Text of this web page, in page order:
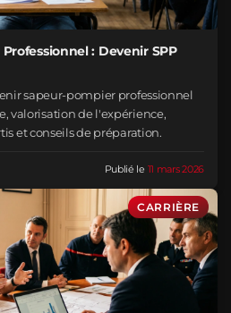
: Devenir SPP
sapeur-pompier professionnel
valorisation de l'expérience,
et conseils de préparation.
Publié le 11 mars 2026
CARRIÈRE